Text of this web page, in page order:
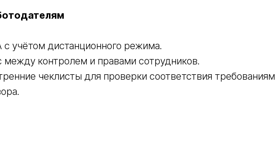
учётом дистанционного режима.
между контролем и правами сотрудников.
чеклисты для проверки соответствия требованиям